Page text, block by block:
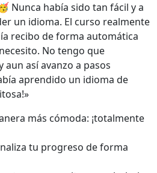
Nunca había sido tan fácil y a
un idioma. El curso realmente
recibo de forma automática
No tengo que
así avanzo a pasos
aprendido un idioma de
más cómoda: ¡totalmente
tu progreso de forma